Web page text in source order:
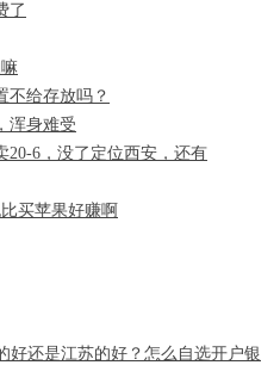
了
不给存放吗？
浑身难受
20-6，没了定位西安，还有
买苹果好赚啊
好还是江苏的好？怎么自选开户银